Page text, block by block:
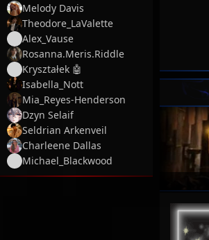
Melody Davis
Theodore_LaValette
Alex_Vause
Rosanna.Meris.Riddle
Kryształek 🤖
Isabella_Nott
Mia_Reyes-Henderson
Dzyn Selaif
Seldrian Arkenveil
Charleene Dallas
Michael_Blackwood